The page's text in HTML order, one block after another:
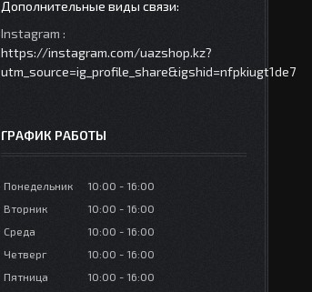
Instagram
https://instagram.com/uazshop.kz?
utm_source=ig_profile_share&igshid=nfpkiugt1de7
ГРАФИК РАБОТЫ
Понедельник 10:00
16:00
Вторник
10:00
16:00
Среда
10:00
16:00
Четверг
10:00
16:00
Пятница
10:00 16:00